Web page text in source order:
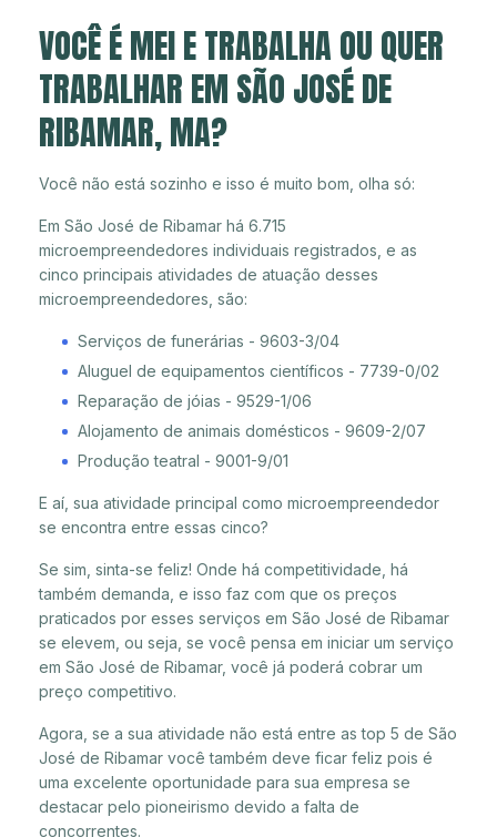
VOCÊ É MEI E TRABALHA OU QUER
TRABALHAR EM SÃO JOSÉ DE
RIBAMAR, MA?
Você não está sozinho e isso é muito bom, olha só:
Em São José de Ribamar há 6.715
microempreendedores individuais registrados, e as
cinco principais atividades de atuação desses
microempreendedores, são:
Serviços de funerárias - 9603-3/04
Aluguel de equipamentos científicos - 7739-0/02
Reparação de jóias - 9529-1/06
Alojamento de animais domésticos - 9609-2/07
Produção teatral - 9001-9/01
E aí, sua atividade principal como microempreendedor
se encontra entre essas cinco?
Se sim, sinta-se feliz! Onde há competitividade, há
também demanda, e isso faz com que os preços
praticados por esses serviços em São José de Ribamar
se elevem, ou seja, se você pensa em iniciar um serviço
em São José de Ribamar, você já poderá cobrar um
preço competitivo.
Agora, se a sua atividade não está entre as top 5 de São
José de Ribamar você também deve ficar feliz pois é
uma excelente oportunidade para sua empresa se
destacar pelo pioneirismo devido a falta de
concorrentes.